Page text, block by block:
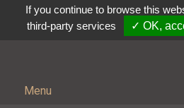
Menu
If you continue to browse this
third-party services
✓ OK,